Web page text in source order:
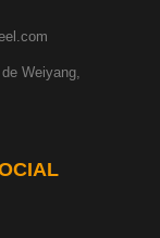
Weiyang,